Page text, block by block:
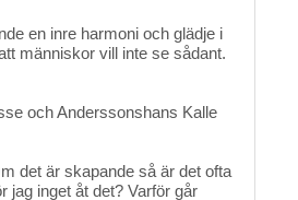
en inre harmoni och glädje i
människor vill inte se sådant.
och Anderssonshans Kalle
det är skapande så är det ofta
jag inget åt det? Varför går